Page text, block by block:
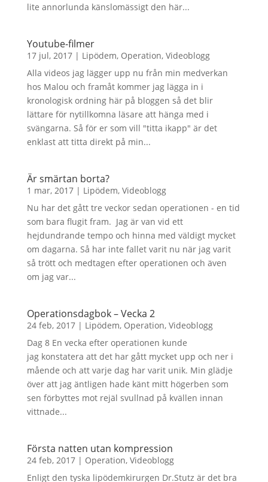
lite annorlunda känslomässigt den här...
Youtube-filmer
17 jul, 2017| Lipödem, Operation, Videoblogg
Alla videos jag lägger upp nu från min medverkan
hos Malou och framåt kommer jag lägga in i
kronologisk ordning här på bloggen så det blir
lättare för nytillkomna läsare att hänga med i
svängarna. Så för er som vill "titta ikapp" är det
enklast att titta direkt på min...
Är smärtan borta?
1 mar, 2017| Lipödem, Videoblogg
Nu har det gått tre veckor sedan operationen - en tid
som bara flugit fram. Jag är van vid ett
hejdundrande tempo och hinna med väldigt mycket
om dagarna. Så har inte fallet varit nu när jag varit
så trött och medtagen efter operationen och även
om jag var...
Operationsdagbok – Vecka 2
24 feb, 2017| Lipödem, Operation, Videoblogg
Dag 8 En vecka efter operationen kunde
jag konstatera att det har gått mycket upp och ner i
mående och att varje dag har varit unik. Min glädje
över att jag äntligen hade känt mitt högerben som
sen förbyttes mot rejäl svullnad på kvällen innan
vittnade...
Första natten utan kompression
24 feb, 2017| Operation, Videoblogg
Enligt den tyska lipödemkirurgen Dr.Stutz är det bra